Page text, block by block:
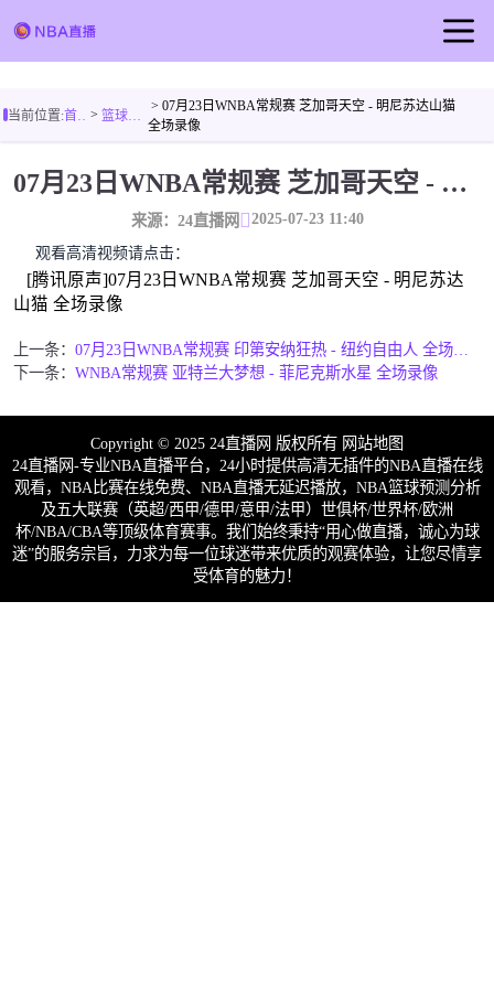
NBA直播
篮球直播
篮球视频
当前位置: 首页 > 篮球视频
> 07月23日WNBA常规赛 芝加哥天空 - 明尼苏达山猫
全场录像
07月23日WNBA常规赛 芝加哥天空 - 明尼苏达山猫 全场录像
来源：24直播网 2025-07-23 11:40
观看高清视频请点击：
[腾讯原声]07月23日WNBA常规赛 芝加哥天空 - 明尼苏达
山猫 全场录像
上一条：
07月23日WNBA常规赛 印第安纳狂热 - 纽约自由人 全场录像
下一条： WNBA常规赛 亚特兰大梦想 - 菲尼克斯水星 全场录像
Copyright © 2025 24直播网 版权所有 网站地图
24直播网-专业NBA直播平台，24小时提供高清无插件的NBA直播在线
观看，NBA比赛在线免费、NBA直播无延迟播放，NBA篮球预测分析
及五大联赛（英超/西甲/德甲/意甲/法甲）世俱杯/世界杯/欧洲
杯/NBA/CBA等顶级体育赛事。我们始终秉持“用心做直播，诚心为球
迷”的服务宗旨，力求为每一位球迷带来优质的观赛体验，让您尽情享
受体育的魅力！